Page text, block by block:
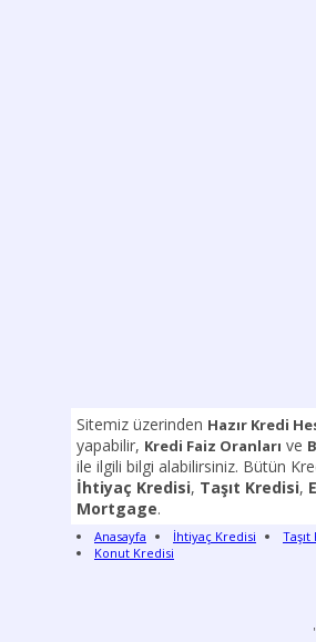
Sitemiz üzerinden Hazır Kredi
yapabilir, Kredi Faiz Oranları ve
ile ilgili bilgi alabilirsiniz. Bütün
İhtiyaç Kredisi, Taşıt Kredisi,
Mortgage.
Anasayfa İhtiyaç Kredisi
Konut Kredisi